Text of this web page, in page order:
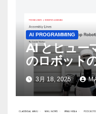
AI PROGRAMMING
AI とヒュー
のロボット
ASSEMBLY
3月 18, 2025